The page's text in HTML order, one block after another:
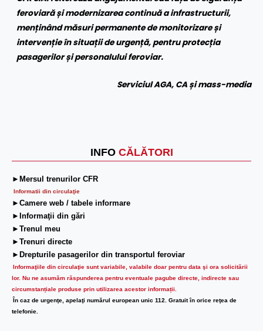
INFO CĂLĂTORI
►Mersul trenurilor CFR
Informatii din circulaţie
►Camere web / tabele informare
►Informaţii din gări
►Trenul meu
►Trenuri directe
►Drepturile pasagerilor din transportul feroviar
Informaţiile din circulaţie sunt variabile, valabile doar pentru data şi ora solicitării
lor. Nu ne asumăm răspunderea pentru eventuale pagube directe, indirecte sau
circumstanțiale produse prin utilizarea acestor informații.
În caz de urgenţe, apelaţi numărul european unic 112. Gratuit în orice reţea de
telefonie.
feroviară și modernizarea continuă a infrastructurii,
menținând măsuri permanente de monitorizare și
intervenție în situații de urgență, pentru protecția
pasagerilor și personalului feroviar.
Serviciul AGA, CA și mass-media